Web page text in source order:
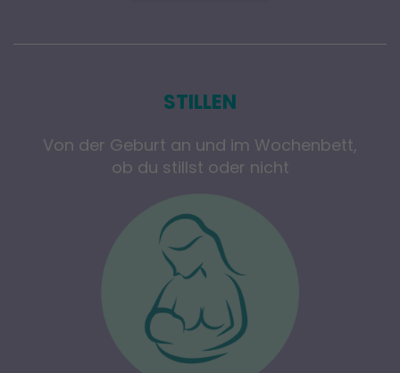
STILLEN
Von der Geburt an und im Wochenbett,
ob du stillst oder nicht